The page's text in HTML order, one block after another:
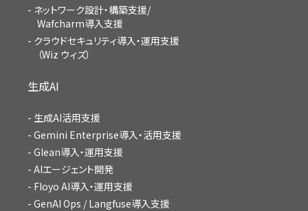
ネットワーク設計・構築支援/
Wafcharm導入支援
クラウドセキュリティ導入・運用支援
（Wiz ウィズ）
生成AI
生成AI活用支援
Gemini Enterprise導入・活用支援
Glean導入・運用支援
AIエージェント開発
Floyo AI導入・運用支援
GenAI Ops / Langfuse導入支援